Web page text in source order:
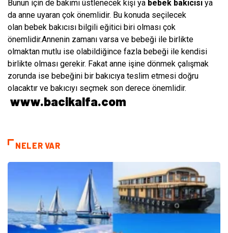
Bunun için de bakımı üstlenecek kişi ya bebek bakıcısı ya
da anne uyaran çok önemlidir. Bu konuda seçilecek
olan bebek bakıcısı bilgili eğitici biri olması çok
önemlidir.Annenin zamanı varsa ve bebeği ile birlikte
olmaktan mutlu ise olabildiğince fazla bebeği ile kendisi
birlikte olması gerekir. Fakat anne işine dönmek çalışmak
zorunda ise bebeğini bir bakıcıya teslim etmesi doğru
olacaktır ve bakıcıyı seçmek son derece önemlidir.
www.bacikalfa.com
NELER VAR